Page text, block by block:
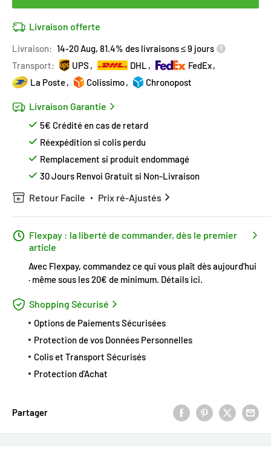
Livraison offerte
Livraison: 14-20 Aug, 81.4% des livraisons ≤ 9 jours
Transport:
UPS DHL
FedEx
La Poste
Colissimo Chronopost
Livraison Garantie
5€ Crédité en cas de retard
Réexpédition si colis perdu
Remplacement si produit endommagé
30 Jours Renvoi Gratuit si Non-Livraison
Retour Facile Prix ré-Ajustés
Flexpay : la liberté de commander, dès le premier
article
Avec Flexpay, commandez ce qui vous plaît dès aujourd'hui
· même sous les 20€ de minimum. Détails ici.
Shopping Sécurisé
Options de Paiements Sécurisées
Protection de vos Données Personnelles
Colis et Transport Sécurisés
Protection d'Achat
Partager